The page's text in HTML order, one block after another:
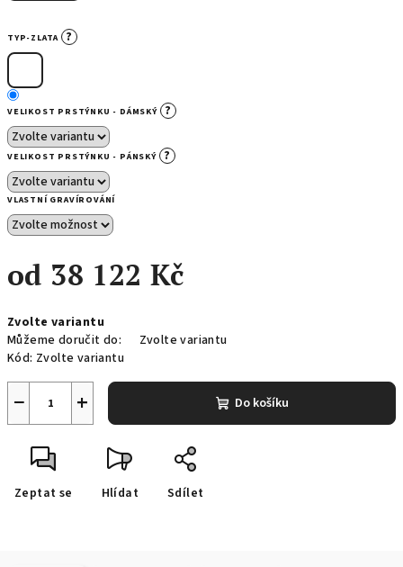
TYP-ZLATA ?
VELIKOST PRSTÝNKU - DÁMSKÝ ?
VELIKOST PRSTÝNKU - PÁNSKÝ ?
VLASTNÍ GRAVÍROVÁNÍ
od 38 122 Kč
cena:
Zvolte variantu
Můžeme doručit do:
Zvolte variantu
Kód: Zvolte variantu
+
− Do košíku
Zeptat se Hlídat Sdílet